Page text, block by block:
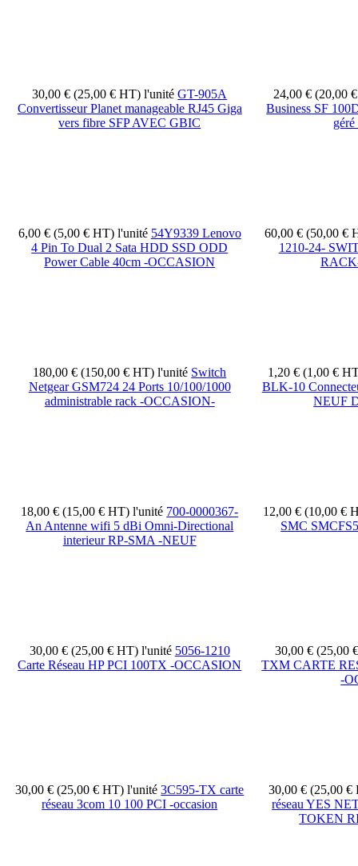
30,00 € (25,00 € HT)l'unité GT-905A
Convertisseur Planet manageable RJ45 Giga
vers fibre SFP AVEC GBIC
24,00 € (20,00
Business SF
6,00 € (5,00 € HT) l'unité 54Y9339 Lenovo
4 Pin To Dual 2 Sata HDD SSD ODD
Power Cable 40cm -OCCASION
60,00 € (50,00 €
1210-24-
180,00 € (150,00 € HT)l'unité Switch
Netgear GSM724 24 Ports 10/100/1000
administrable rack -OCCASION-
1,20 € (1,00 €
BLK-10
NEUF
18,00 € (15,00 € HT)l'unité 700-0000367-
An Antenne wifi 5 dBi Omni-Directional
interieur RP-SMA -NEUF
12,00 € (10,00 €
SMC
30,00 € (25,00 € HT) l'unité 5056-1210
Carte Réseau HP PCI 100TX -OCCASION
30,00 € (25,00
TXM CARTE
-
30,00 € (25,00 € HT)l'unité 3C595-TX carte
réseau 3com 10 100 PCI -occasion
30,00 € (25,00
réseau YES
TOKEN